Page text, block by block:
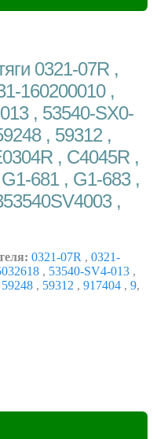
0321-07R ,
160200010 ,
, 53540-SX0-
, 59312 ,
, C4045R ,
681 , G1-683 ,
,
0321-07R , 0321-
, 53540-SV4-013 ,
59248 , 59312 , 917404 , 9,